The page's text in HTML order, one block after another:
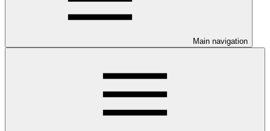
Main navigation